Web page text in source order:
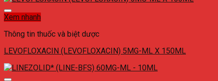
Xem nhanh
Thông tin thuốc và biệt dược
LEVOFLOXACIN (LEVOFLOXACIN) 5MG-ML X 150ML